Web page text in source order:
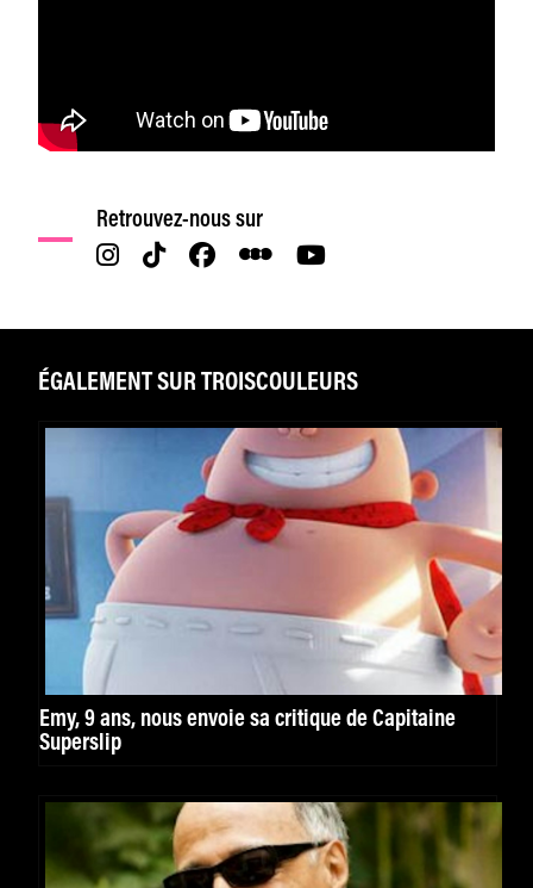
Retrouvez-nous sur
ÉGALEMENT SUR TROISCOULEURS
Emy, 9 ans, nous envoie sa critique de Capitaine
Superslip